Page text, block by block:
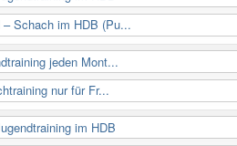
– Schach im HDB (Pu...
jeden Mont...
nur für Fr...
im HDB